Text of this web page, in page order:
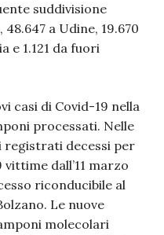
suddivisione
a Udine, 19.670
e 1.121 da fuori
casi di Covid-19 nella
processati. Nelle
registrati decessi per
dall’11 marzo
riconducibile al
Le nuove
molecolari